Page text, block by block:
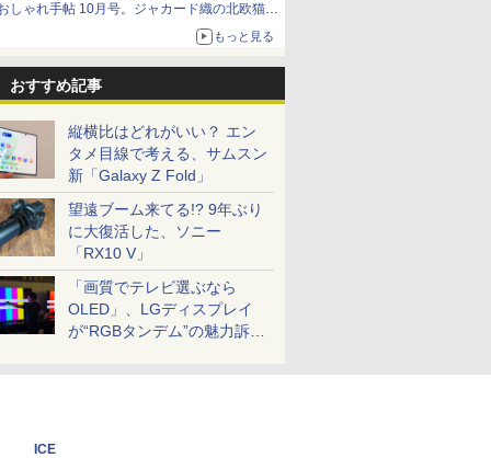
しゃれ手帖 10月号。ジャカード織の北欧猫デ
もっと見る
おすすめ記事
縦横比はどれがいい？ エン
タメ目線で考える、サムスン
新「Galaxy Z Fold」
望遠ブーム来てる!? 9年ぶり
に大復活した、ソニー
「RX10 V」
「画質でテレビ選ぶなら
OLED」、LGディスプレイ
が“RGBタンデム”の魅力訴
ICE